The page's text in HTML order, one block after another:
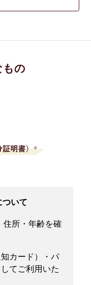
もの
いて
住所・年齢を確
カード）・パ
てご利用いた